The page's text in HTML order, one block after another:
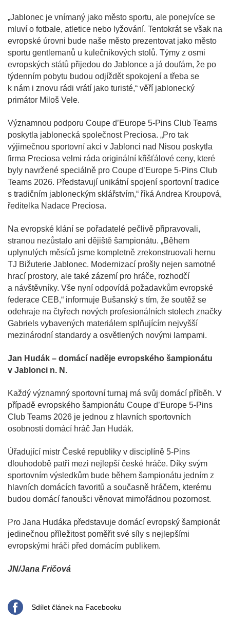
„Jablonec je vnímaný jako město sportu, ale ponejvíce se
mluví o fotbale, atletice nebo lyžování. Tentokrát se však na
evropské úrovni bude naše město prezentovat jako město
sportu gentlemanů u kulečníkových stolů. Týmy z osmi
evropských států přijedou do Jablonce a já doufám, že po
týdenním pobytu budou odjíždět spokojení a třeba se
k nám i znovu rádi vrátí jako turisté,“ věří jablonecký
primátor Miloš Vele.
Významnou podporu Coupe d’Europe 5-Pins Club Teams
poskytla jablonecká společnost Preciosa. „Pro tak
výjimečnou sportovní akci v Jablonci nad Nisou poskytla
firma Preciosa velmi ráda originální křišťálové ceny, které
byly navržené speciálně pro Coupe d’Europe 5-Pins Club
Teams 2026. Představují unikátní spojení sportovní tradice
s tradičním jabloneckým sklářstvím,“ říká Andrea Kroupová,
ředitelka Nadace Preciosa.
Na evropské klání se pořadatelé pečlivě připravovali,
stranou nezůstalo ani dějiště šampionátu. „Během
uplynulých měsíců jsme kompletně zrekonstruovali hernu
TJ Bižuterie Jablonec. Modernizací prošly nejen samotné
hrací prostory, ale také zázemí pro hráče, rozhodčí
a návštěvníky. Vše nyní odpovídá požadavkům evropské
federace CEB,“ informuje Bušanský s tím, že soutěž se
odehraje na čtyřech nových profesionálních stolech značky
Gabriels vybavených materiálem splňujícím nejvyšší
mezinárodní standardy a osvětlených novými lampami.
Jan Hudák – domácí naděje evropského šampionátu
v Jablonci n. N.
Každý významný sportovní turnaj má svůj domácí příběh. V
případě evropského šampionátu Coupe d’Europe 5-Pins
Club Teams 2026 je jednou z hlavních sportovních
osobností domácí hráč Jan Hudák.
Úřadující mistr České republiky v disciplíně 5-Pins
dlouhodobě patří mezi nejlepší české hráče. Díky svým
sportovním výsledkům bude během šampionátu jedním z
hlavních domácích favoritů a současně hráčem, kterému
budou domácí fanoušci věnovat mimořádnou pozornost.
Pro Jana Hudáka představuje domácí evropský šampionát
jedinečnou příležitost poměřit své síly s nejlepšími
evropskými hráči před domácím publikem.
JN/Jana Fričová
Sdílet článek na Facebooku